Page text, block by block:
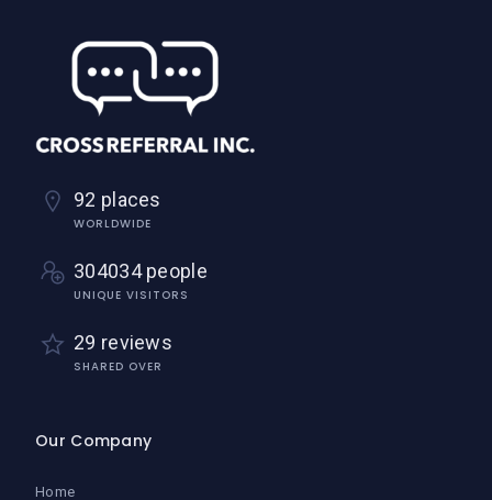
92 places
WORLDWIDE
304034 people
UNIQUE VISITORS
29 reviews
SHARED OVER
Our Company
Home